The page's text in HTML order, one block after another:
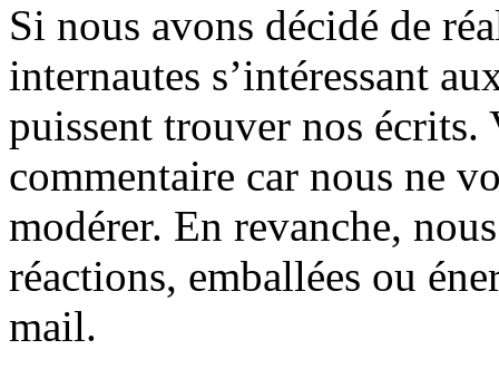
Si nous avons décidé de
internautes s’intéressant
puissent trouver nos écrits.
commentaire car nous ne
modérer. En revanche,
réactions, emballées ou
mail.